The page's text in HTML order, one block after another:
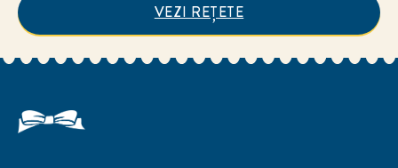
VEZI REȚETE